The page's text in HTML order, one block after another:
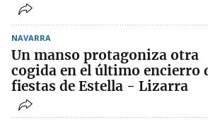
NAVARRA
Un manso protagoniza otra
cogida en el último encierro
fiestas de Estella - Lizarra